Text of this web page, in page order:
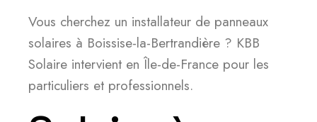
Vous cherchez un installateur de panneaux
solaires à Boissise-la-Bertrandière ? KBB
Solaire intervient en Île-de-France pour les
particuliers et professionnels.